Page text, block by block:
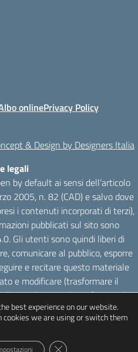
onlinePrivacy Policy
& Design by Designers Italia
legali
by default ai sensi dell’articolo
2005, n. 82 (CAD) e salvo dove
i contenuti incorporati di terzi),
pubblicati sul sito sono
Gli utenti sono quindi liberi di
comunicare al pubblico, esporre
e recitare questo materiale
e modificare (trasformare il
per qualsiasi fine, anche
di attribuzione, senza apporre
aggiuntive.
best experience on our website.
cookies we are using or switch them
Close GDPR Cookie